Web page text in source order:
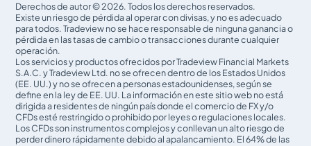
Derechos de autor © 2026. Todos los derechos reservados.
Existe un riesgo de pérdida al operar con divisas, y no es adecuado
para todos. Tradeview no se hace responsable de ninguna ganancia o
pérdida en las tasas de cambio o transacciones durante cualquier
operación.
Los servicios y productos ofrecidos por Tradeview Financial Markets
S.A.C. y Tradeview Ltd. no se ofrecen dentro de los Estados Unidos
(EE. UU.) y no se ofrecen a personas estadounidenses, según se
define en la ley de EE. UU. La información en este sitio web no está
dirigida a residentes de ningún país donde el comercio de FX y/o
CFDs esté restringido o prohibido por leyes o regulaciones locales.
Los CFDs son instrumentos complejos y conllevan un alto riesgo de
perder dinero rápidamente debido al apalancamiento. El 64% de las